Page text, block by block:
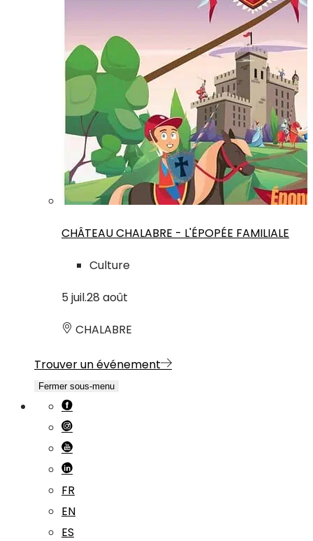
CHÂTEAU CHALABRE - L'ÉPOPÉE FAMILIALE
Culture
5 juil.28 août
CHALABRE
Trouver un événement
Fermer sous-menu
FR
EN
ES